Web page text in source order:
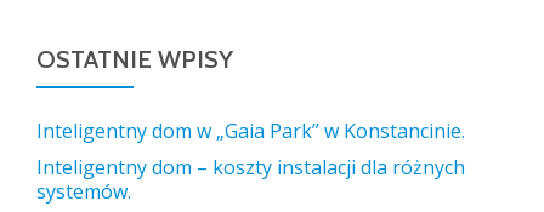
OSTATNIE WPISY
Inteligentny dom w „Gaia Park” w Konstancinie.
Inteligentny dom – koszty instalacji dla różnych
systemów.